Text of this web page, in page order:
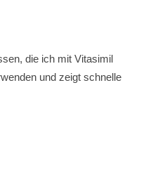
die ich mit Vitasimil
und zeigt schnelle